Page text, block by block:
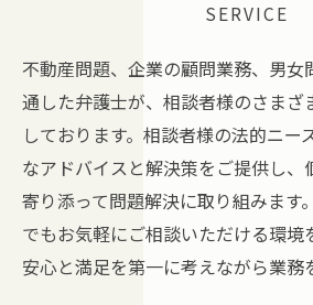
SERVICE
不動産問題、企業の顧問業務、男女
通した弁護士が、相談者様のさまざ
しております。相談者様の法的ニー
なアドバイスと解決策をご提供し、
寄り添って問題解決に取り組みます
でもお気軽にご相談いただける環境
安心と満足を第一に考えながら業務